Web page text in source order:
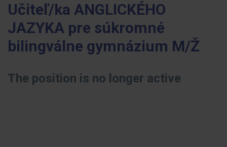
Učiteľ/ka ANGLICKÉHO
JAZYKA pre súkromné
bilingválne gymnázium M/Ž
The position is no longer active